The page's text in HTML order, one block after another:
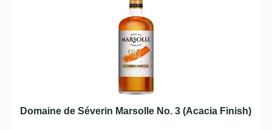
Domaine de Séverin Marsolle No. 3 (Acacia Finish)